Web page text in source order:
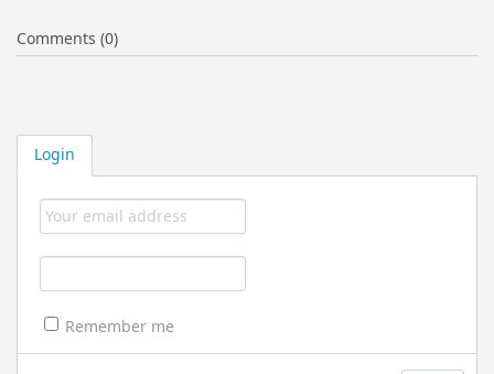
Login
Remember me
Comments (0)